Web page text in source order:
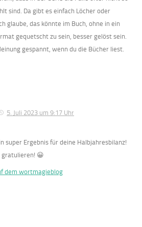
sind. Da gibt es einfach Löcher oder
glaube, das könnte im Buch, ohne in ein
gequetscht zu sein, besser gelöst sein.
gespannt, wenn du die Bücher liest.
5. Juli 2023 um 9:17 Uhr
super Ergebnis für deine Halbjahresbilanz!
gratulieren! 😀
dem wortmagieblog